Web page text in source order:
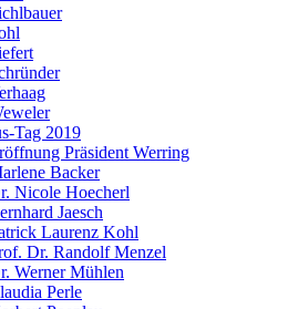
Tag 2019
Präsident Werring
Backer
Nicole Hoecherl
Jaesch
Laurenz Kohl
Dr. Randolf Menzel
Werner Mühlen
Perle